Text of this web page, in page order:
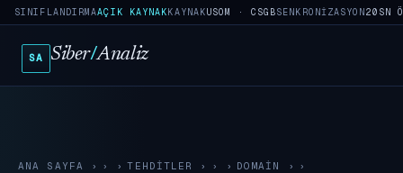
SINIFLANDIRMAAÇIK KAYNAKKAYNAKUSOM · CSGBSENKRONIZASYON20SN
SA Siber/Analiz
ANA SAYFA › TEHDITLER › DOMAIN
›